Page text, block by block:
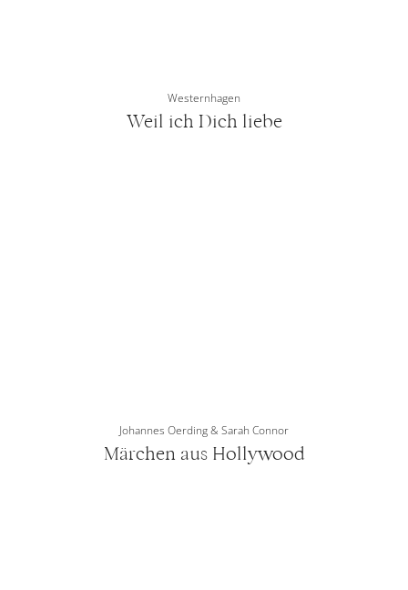
Westernhagen
Weil ich Dich liebe
Johannes Oerding & Sarah Connor
Märchen aus Hollywood